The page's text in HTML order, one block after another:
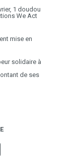
1 doudou
We Act
mise en
solidaire à
de ses